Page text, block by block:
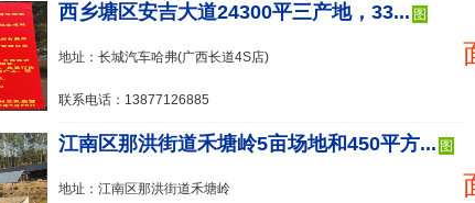
西乡塘区安吉大道24300平三产地，33... 图
地址：长城汽车哈弗(广西长道4S店)
联系电话：13877126885
江南区那洪街道禾塘岭5亩场地和450平方... 图
地址：江南区那洪街道禾塘岭